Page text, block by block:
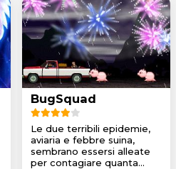
BugSquad
Le due terribili epidemie,
aviaria e febbre suina,
sembrano essersi alleate
per contagiare quanta...